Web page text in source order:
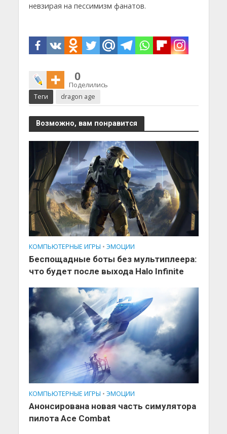
невзирая на пессимизм фанатов.
0
Поделились
Теги dragon age
Возможно, вам понравится
КОМПЬЮТЕРНЫЕ ИГРЫ • ЭМОЦИИ
Беспощадные боты без мультиплеера:
что будет после выхода Halo Infinite
КОМПЬЮТЕРНЫЕ ИГРЫ • ЭМОЦИИ
Анонсирована новая часть симулятора
пилота Ace Combat